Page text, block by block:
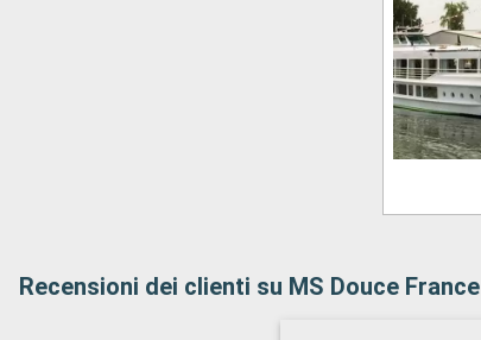
Recensioni dei clienti su MS Douce France